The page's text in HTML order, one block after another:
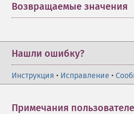
Возвращаемые значения
Нашли ошибку?
Инструкция • Исправление •
Примечания